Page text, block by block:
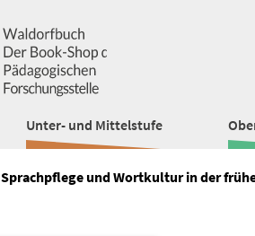
Unter- und Mittelstufe
Sprachpflege und Wortkultur in der